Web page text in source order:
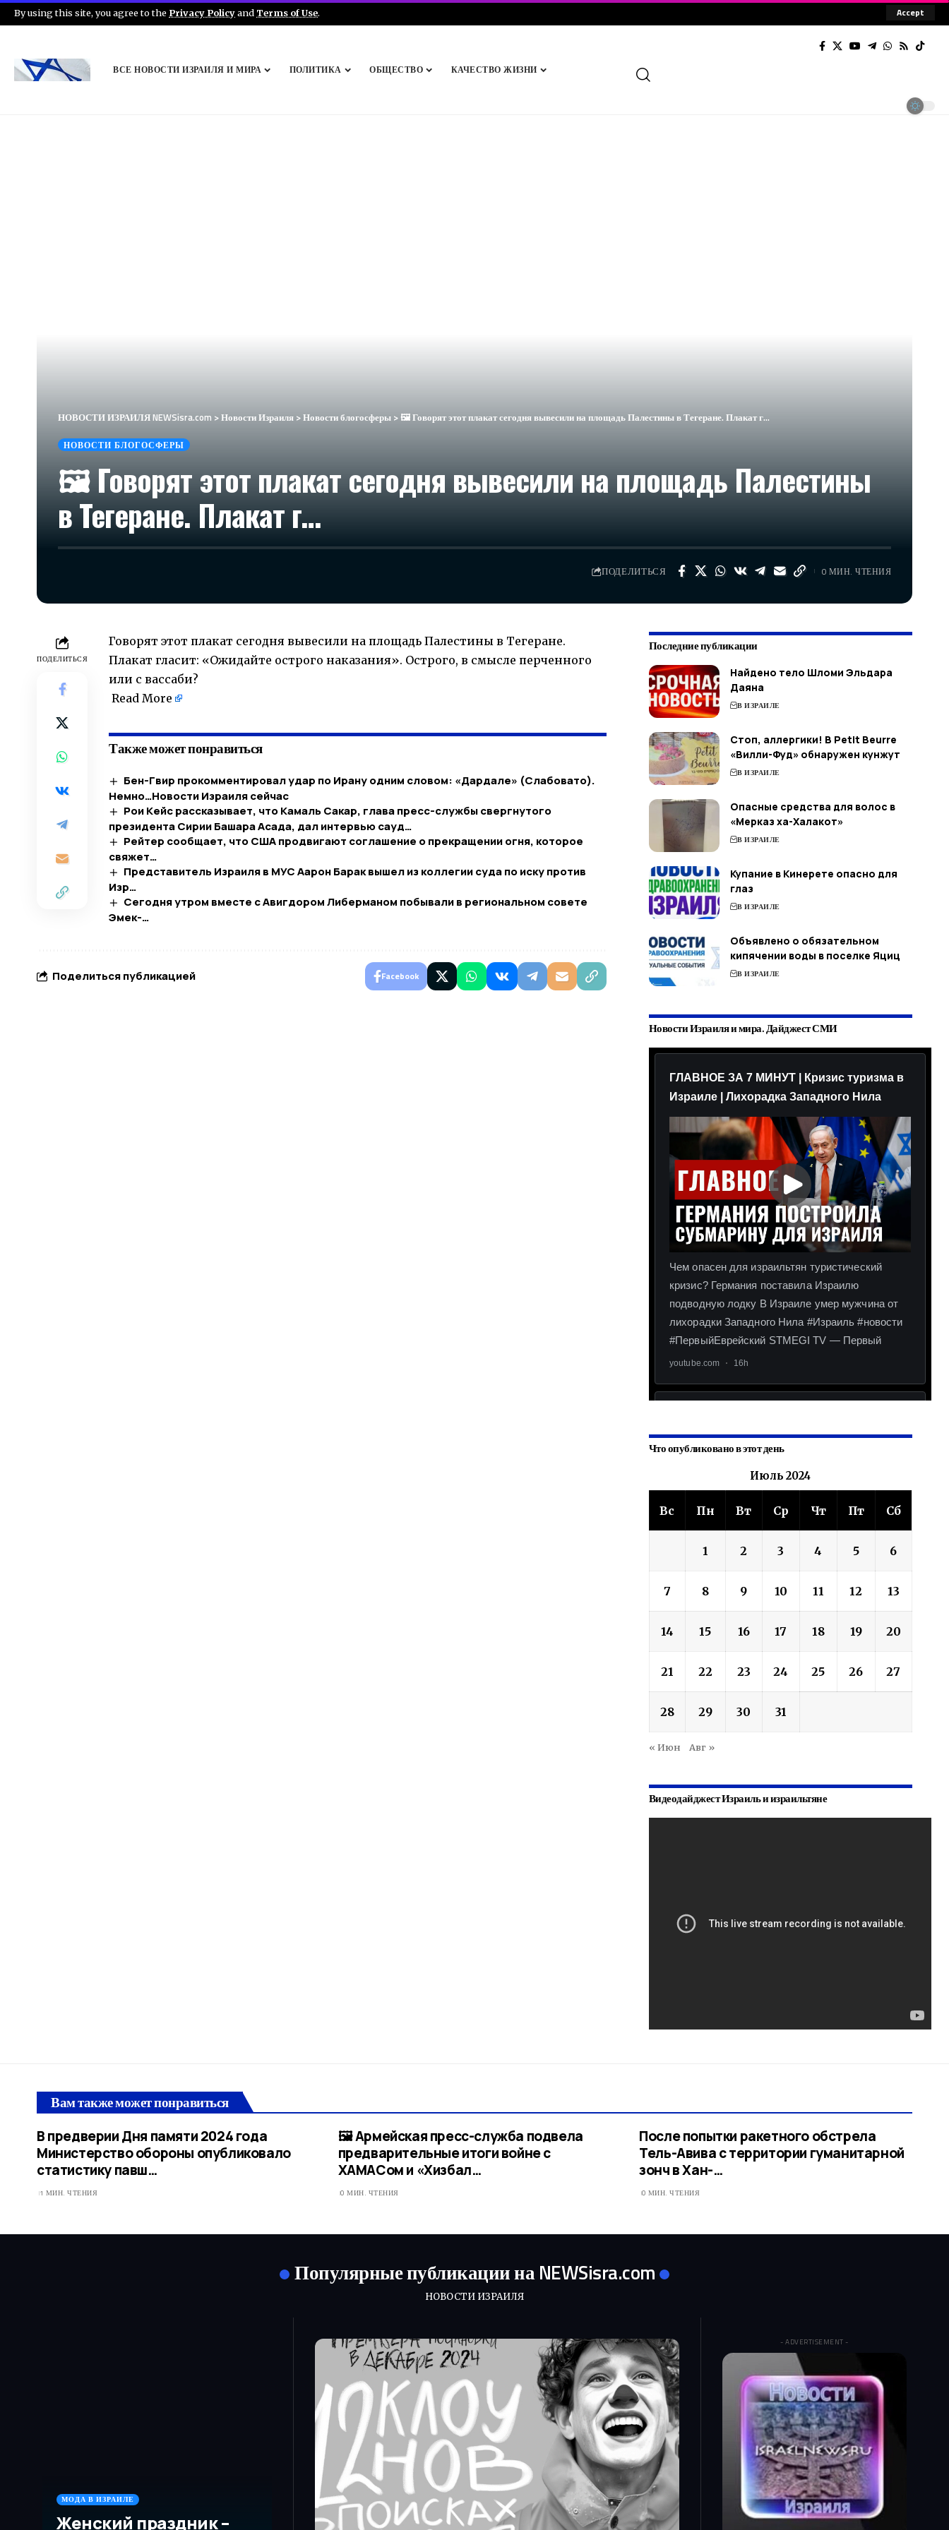
By using this site, you agree to the Privacy Policyand Terms of Use. Accept
ВСЕ НОВОСТИ ИЗРАИЛЯ И МИРА ПОЛИТИКА ОБЩЕСТВО КАЧЕСТВО ЖИЗНИ
НОВОСТИ ИЗРАИЛЯ NEWSisra.com >Новости Израиля >Новости блогосферы >🖼 Говорят этот плакат сегодня вывесили на площадь Палестины в Тегеране. Плакат г…
НОВОСТИ БЛОГОСФЕРЫ
🖼 Говорят этот плакат сегодня вывесили на площадь Палестины
в Тегеране. Плакат г…
ПОДЕЛИТЬСЯ 0 МИН. ЧТЕНИЯ
ПОДЕЛИТЬСЯ
Говорят этот плакат сегодня вывесили на площадь Палестины в Тегеране.
Плакат гласит: «Ожидайте острого наказания». Острого, в смысле перченного
или с вассаби?
Read More
Также может понравиться
Бен-Гвир прокомментировал удар по Ирану одним словом: «Дардале» (Слабовато).
Немно…​Новости Израиля сейчас
Рои Кейс рассказывает, что Камаль Сакар, глава пресс-службы свергнутого
президента Сирии Башара Асада, дал интервью сауд…
Рейтер сообщает, что США продвигают соглашение о прекращении огня, которое
свяжет…
Представитель Израиля в МУС Аарон Барак вышел из коллегии суда по иску против
Изр…
Сегодня утром вместе с Авигдором Либерманом побывали в региональном совете
Эмек-…
Поделиться публикацией Facebook
Последние публикации
Найдено тело Шломи Эльдара
Даяна
В ИЗРАИЛЕ
Стоп, аллергики! В Petit Beurre
«Вилли-Фуд» обнаружен кунжут
В ИЗРАИЛЕ
Опасные средства для волос в
«Мерказ ха-Халакот»
В ИЗРАИЛЕ
Купание в Кинерете опасно для
глаз
В ИЗРАИЛЕ
Объявлено о обязательном
кипячении воды в поселке Яциц
В ИЗРАИЛЕ
Новости Израиля и мира. Дайджест СМИ
Что опубликовано в этот день
Июль 2024
Вс Пн Вт Ср Чт Пт Сб
1 2 3 4 5 6
7 8 9 10 11 12 13
14 15 16 17 18 19 20
21 22 23 24 25 26 27
28 29 30 31
« Июн Авг »
Видеодайджест Израиль и израильтяне
Вам также может понравиться
В предверии Дня памяти 2024 года
Министерство обороны опубликовало
статистику павш…​
1 МИН. ЧТЕНИЯ
🖼 Армейская пресс-служба подвела
предварительные итоги войне с
ХАМАСом и «Хизбал…
0 МИН. ЧТЕНИЯ
После попытки ракетного обстрела
Тель-Авива с территории гуманитарной
зонч в Хан-…
0 МИН. ЧТЕНИЯ
Популярные публикации на NEWSisra.com
НОВОСТИ ИЗРАИЛЯ
МОДА В ИЗРАИЛЕ
Женский праздник –
- ADVERTISEMENT -